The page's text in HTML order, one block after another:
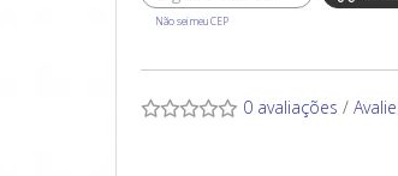
Não sei meu CEP
0 avaliações /